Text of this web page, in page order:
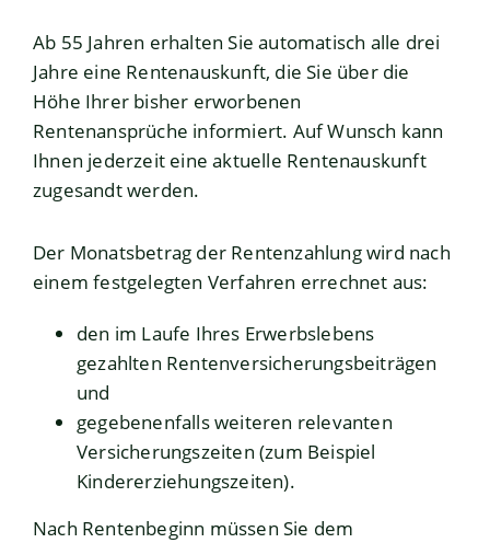
Ab 55 Jahren erhalten Sie automatisch alle drei
Jahre eine Rentenauskunft, die Sie über die
Höhe Ihrer bisher erworbenen
Rentenansprüche informiert. Auf Wunsch kann
Ihnen jederzeit eine aktuelle Rentenauskunft
zugesandt werden.
Der Monatsbetrag der Rentenzahlung wird nach
einem festgelegten Verfahren errechnet aus:
den im Laufe Ihres Erwerbslebens
gezahlten Rentenversicherungsbeiträgen
und
gegebenenfalls weiteren relevanten
Versicherungszeiten (zum Beispiel
Kindererziehungszeiten).
Nach Rentenbeginn müssen Sie dem